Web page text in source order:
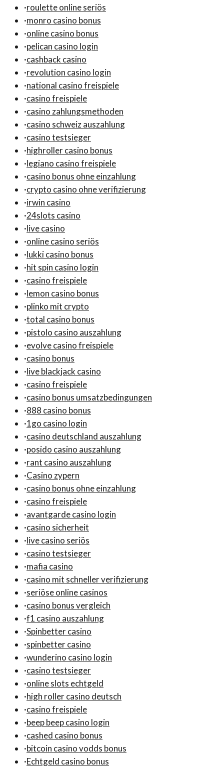
·roulette online seriös
·monro casino bonus
·online casino bonus
·pelican casino login
·cashback casino
·revolution casino login
·national casino freispiele
·casino freispiele
·casino zahlungsmethoden
·casino schweiz auszahlung
·casino testsieger
·highroller casino bonus
·legiano casino freispiele
·casino bonus ohne einzahlung
·crypto casino ohne verifizierung
·irwin casino
·24slots casino
·live casino
·online casino seriös
·lukki casino bonus
·hit spin casino login
·casino freispiele
·lemon casino bonus
·plinko mit crypto
·total casino bonus
·pistolo casino auszahlung
·evolve casino freispiele
·casino bonus
·live blackjack casino
·casino freispiele
·casino bonus umsatzbedingungen
·888 casino bonus
·1go casino login
·casino deutschland auszahlung
·posido casino auszahlung
·rant casino auszahlung
·Casino zypern
·casino bonus ohne einzahlung
·casino freispiele
·avantgarde casino login
·casino sicherheit
·live casino seriös
·casino testsieger
·mafia casino
·casino mit schneller verifizierung
·seriöse online casinos
·casino bonus vergleich
·f1 casino auszahlung
·Spinbetter casino
·spinbetter casino
·wunderino casino login
·casino testsieger
·online slots echtgeld
·high roller casino deutsch
·casino freispiele
·beep beep casino login
·cashed casino bonus
·bitcoin casino vodds bonus
·Echtgeld casino bonus